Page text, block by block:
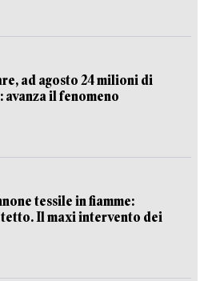
ad agosto 24 milioni di
il fenomeno
tessile in fiamme:
Il maxi intervento dei